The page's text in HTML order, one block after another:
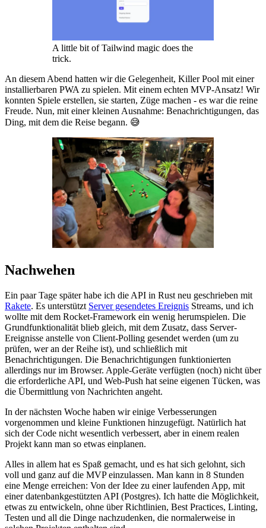
A little bit of Tailwind magic does the
trick.
An diesem Abend hatten wir die Gelegenheit, Killer Pool mit einer
installierbaren PWA zu spielen. Mit einem echten MVP-Ansatz! Wir
konnten Spiele erstellen, sie starten, Züge machen - es war die reine
Freude. Nun, mit einer kleinen Ausnahme: Benachrichtigungen, das
Ding, mit dem die Reise begann. 😅
Nachwehen
Ein paar Tage später habe ich die API in Rust neu geschrieben mit
Rakete. Es unterstützt Server gesendetes Ereignis Streams, und ich
wollte mit dem Rocket-Framework ein wenig herumspielen. Die
Grundfunktionalität blieb gleich, mit dem Zusatz, dass Server-
Ereignisse anstelle von Client-Polling gesendet werden (um zu
prüfen, wer an der Reihe ist), und schließlich mit
Benachrichtigungen. Die Benachrichtigungen funktionierten
allerdings nur im Browser. Apple-Geräte verfügten (noch) nicht über
die erforderliche API, und Web-Push hat seine eigenen Tücken, was
die Übermittlung von Nachrichten angeht.
In der nächsten Woche haben wir einige Verbesserungen
vorgenommen und kleine Funktionen hinzugefügt. Natürlich hat
sich der Code nicht wesentlich verbessert, aber in einem realen
Projekt kann man so etwas einplanen.
Alles in allem hat es Spaß gemacht, und es hat sich gelohnt, sich
voll und ganz auf die MVP einzulassen. Man kann in 8 Stunden
eine Menge erreichen: Von der Idee zu einer laufenden App, mit
einer datenbankgestützten API (Postgres). Ich hatte die Möglichkeit,
etwas zu entwickeln, ohne über Richtlinien, Best Practices, Linting,
Testen und all die Dinge nachzudenken, die normalerweise in